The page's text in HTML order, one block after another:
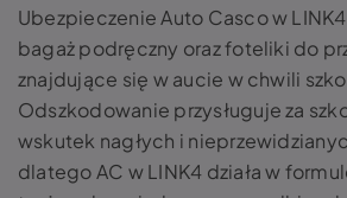
Ubezpieczenie Auto Casco w
bagaż podręczny oraz foteliki do
znajdujące się w aucie w chwili
Odszkodowanie przysługuje za
wskutek nagłych i
dlatego AC w LINK4 działa w